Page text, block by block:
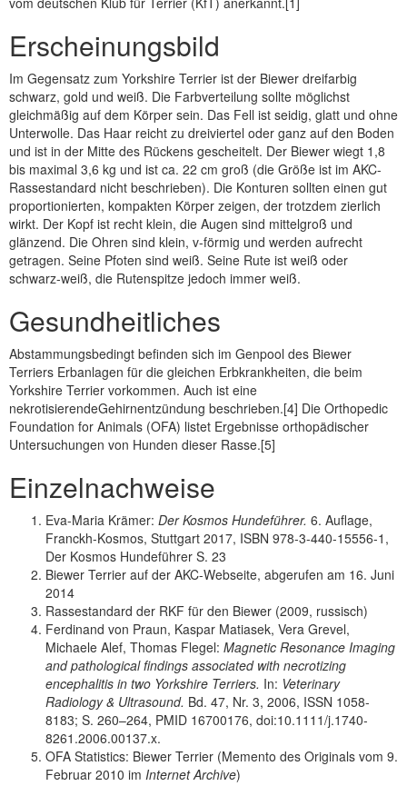
Erscheinungsbild
Im Gegensatz zum Yorkshire Terrier ist der Biewer dreifarbig
schwarz, gold und weiß. Die Farbverteilung sollte möglichst
gleichmäßig auf dem Körper sein. Das Fell ist seidig, glatt und ohne
Unterwolle. Das Haar reicht zu dreiviertel oder ganz auf den Boden
und ist in der Mitte des Rückens gescheitelt. Der Biewer wiegt 1,8
bis maximal 3,6 kg und ist ca. 22 cm groß (die Größe ist im AKC-
Rassestandard nicht beschrieben). Die Konturen sollten einen gut
proportionierten, kompakten Körper zeigen, der trotzdem zierlich
wirkt. Der Kopf ist recht klein, die Augen sind mittelgroß und
glänzend. Die Ohren sind klein, v-förmig und werden aufrecht
getragen. Seine Pfoten sind weiß. Seine Rute ist weiß oder
schwarz-weiß, die Rutenspitze jedoch immer weiß.
Gesundheitliches
Abstammungsbedingt befinden sich im Genpool des Biewer
Terriers Erbanlagen für die gleichen Erbkrankheiten, die beim
Yorkshire Terrier vorkommen. Auch ist eine
nekrotisierendeGehirnentzündung beschrieben.[4] Die Orthopedic
Foundation for Animals (OFA) listet Ergebnisse orthopädischer
Untersuchungen von Hunden dieser Rasse.[5]
Einzelnachweise
Eva-Maria Krämer: Der Kosmos Hundeführer. 6. Auflage,
Franckh-Kosmos, Stuttgart 2017, ISBN 978-3-440-15556-1,
Der Kosmos Hundeführer S. 23
Biewer Terrier auf der AKC-Webseite, abgerufen am 16. Juni
2014
Rassestandard der RKF für den Biewer (2009, russisch)
Ferdinand von Praun, Kaspar Matiasek, Vera Grevel,
Michaele Alef, Thomas Flegel: Magnetic Resonance Imaging
and pathological findings associated with necrotizing
encephalitis in two Yorkshire Terriers. In: Veterinary
Radiology & Ultrasound. Bd. 47, Nr. 3, 2006, ISSN 1058-
8183; S. 260–264, PMID 16700176, doi:10.1111/j.1740-
8261.2006.00137.x.
OFA Statistics: Biewer Terrier (Memento des Originals vom 9.
Februar 2010 im Internet Archive)